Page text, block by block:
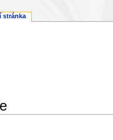
stránka